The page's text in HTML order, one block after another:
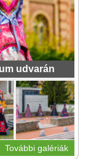
udvarán
További galériák